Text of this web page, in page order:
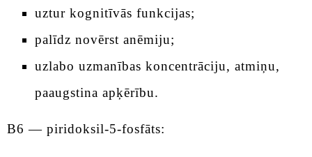
uztur kognitīvās funkcijas;
palīdz novērst anēmiju;
uzlabo uzmanības koncentrāciju, atmiņu,
paaugstina apķērību.
B6 — piridoksil-5-fosfāts: